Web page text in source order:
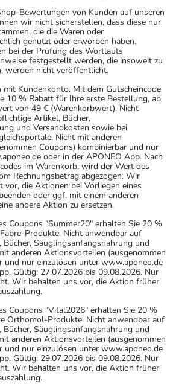
Bewertungen von Kunden auf unseren
wir nicht sicherstellen, dass diese nur
die die Waren oder
genutzt oder erworben haben.
bei der Prüfung des Wortlauts
festgestellt werden, die insoweit zu
werden nicht veröffentlicht.
Kundenkonto. Mit dem Gutscheincode
10 % Rabatt für Ihre erste Bestellung, ab
von 49 € (Warenkorbwert). Nicht
Artikel, Bücher,
und Versandkosten sowie bei
Nicht mit anderen
Coupons) kombinierbar und nur
oder in der APONEO App. Nach
im Warenkorb, wird der Wert des
Rechnungsbetrag abgezogen. Wir
vor, die Aktionen bei Vorliegen eines
oder ggf. mit einem anderen
andere Aktion zu ersetzen.
Coupons "Summer20" erhalten Sie 20 %
Produkte. Nicht anwendbar auf
Säuglingsanfangsnahrung und
anderen Aktionsvorteilen (ausgenommen
und nur einzulösen unter www.aponeo.de
Gültig: 27.07.2026 bis 09.08.2026. Nur
Wir behalten uns vor, die Aktion früher
Coupons "Vital2026" erhalten Sie 20 %
Orthomol-Produkte. Nicht anwendbar auf
Säuglingsanfangsnahrung und
anderen Aktionsvorteilen (ausgenommen
und nur einzulösen unter www.aponeo.de
Gültig: 29.07.2026 bis 09.08.2026. Nur
Wir behalten uns vor, die Aktion früher